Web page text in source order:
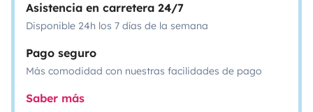
Asistencia en carretera 24/7
Disponible 24h los 7 días de la semana
Pago seguro
Más comodidad con nuestras facilidades de pago
Saber más